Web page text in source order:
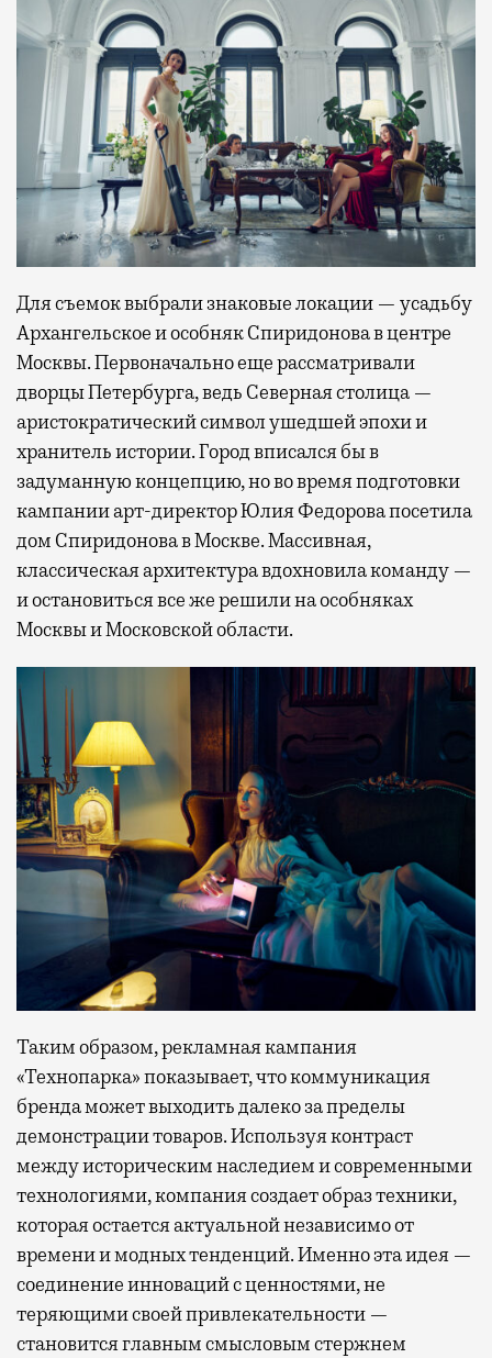
Для съемок выбрали знаковые локации — усадьбу
Архангельское и особняк Спиридонова в центре
Москвы. Первоначально еще рассматривали
дворцы Петербурга, ведь Северная столица —
аристократический символ ушедшей эпохи и
хранитель истории. Город вписался бы в
задуманную концепцию, но во время подготовки
кампании арт-директор Юлия Федорова посетила
дом Спиридонова в Москве. Массивная,
классическая архитектура вдохновила команду —
и остановиться все же решили на особняках
Москвы и Московской области.
Таким образом, рекламная кампания
«Технопарка» показывает, что коммуникация
бренда может выходить далеко за пределы
демонстрации товаров. Используя контраст
между историческим наследием и современными
технологиями, компания создает образ техники,
которая остается актуальной независимо от
времени и модных тенденций. Именно эта идея —
соединение инноваций с ценностями, не
теряющими своей привлекательности —
становится главным смысловым стержнем